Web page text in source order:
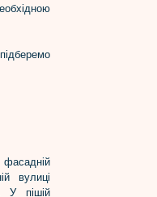
вулиці
У пішій